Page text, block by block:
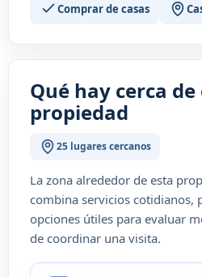
Comprar de casas
Qué hay cerca de
propiedad
25 lugares cercanos
La zona alrededor de esta
combina servicios cotidianos,
opciones útiles para evaluar
de coordinar una visita.